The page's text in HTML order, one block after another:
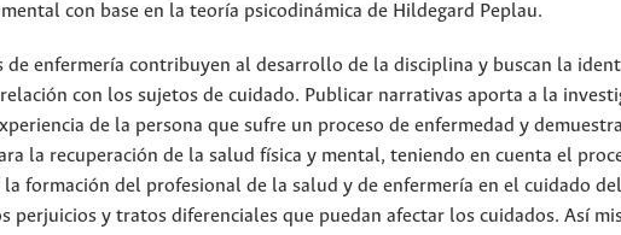
con base en la teoría psicodinámica de Hildegard Peplau.
de enfermería contribuyen al desarrollo de la disciplina y buscan la
con los sujetos de cuidado. Publicar narrativas aporta a la
de la persona que sufre un proceso de enfermedad y
la recuperación de la salud física y mental, teniendo en cuenta el
formación del profesional de la salud y de enfermería en el cuidado
perjuicios y tratos diferenciales que puedan afectar los cuidados. Así